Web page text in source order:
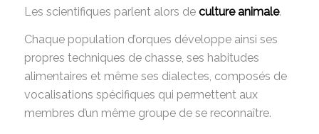
Les scientifiques parlent alors de culture animale.
Chaque population d’orques développe ainsi ses
propres techniques de chasse, ses habitudes
alimentaires et même ses dialectes, composés de
vocalisations spécifiques qui permettent aux
membres d’un même groupe de se reconnaître.